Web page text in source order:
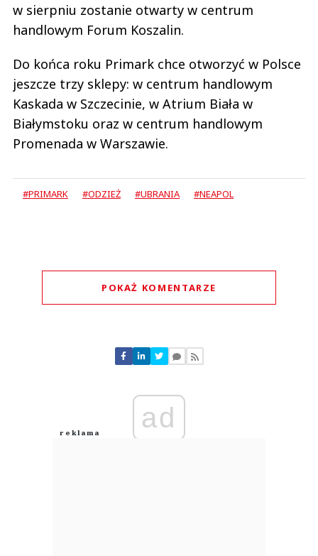
w sierpniu zostanie otwarty w centrum
handlowym Forum Koszalin.
Do końca roku Primark chce otworzyć w Polsce
jeszcze trzy sklepy: w centrum handlowym
Kaskada w Szczecinie, w Atrium Biała w
Białymstoku oraz w centrum handlowym
Promenada w Warszawie.
#PRIMARK #ODZIEŻ #UBRANIA #NEAPOL
POKAŻ KOMENTARZE
Krzysztof
02.08.2026 / 14:33
ad